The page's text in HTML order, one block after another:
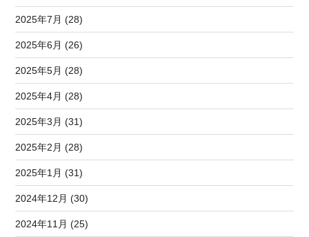
2025年7月 (28)
2025年6月 (26)
2025年5月 (28)
2025年4月 (28)
2025年3月 (31)
2025年2月 (28)
2025年1月 (31)
2024年12月 (30)
2024年11月 (25)